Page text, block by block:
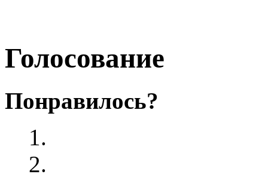
Голосование
Понравилось?